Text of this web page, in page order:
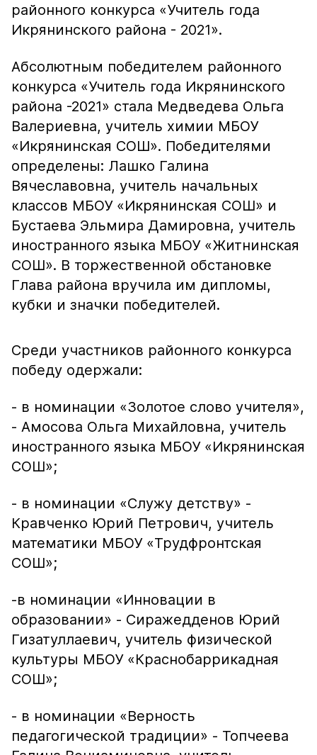
районного конкурса «Учитель года
Икрянинского района - 2021».
Абсолютным победителем районного
конкурса «Учитель года Икрянинского
района -2021» стала Медведева Ольга
Валериевна, учитель химии МБОУ
«Икрянинская СОШ». Победителями
определены: Лашко Галина
Вячеславовна, учитель начальных
классов МБОУ «Икрянинская СОШ» и
Бустаева Эльмира Дамировна, учитель
иностранного языка МБОУ «Житнинская
СОШ». В торжественной обстановке
Глава района вручила им дипломы,
кубки и значки победителей.
Среди участников районного конкурса
победу одержали:
- в номинации «Золотое слово учителя»,
- Амосова Ольга Михайловна, учитель
иностранного языка МБОУ «Икрянинская
СОШ»;
- в номинации «Служу детству» -
Кравченко Юрий Петрович, учитель
математики МБОУ «Трудфронтская
СОШ»;
-в номинации «Инновации в
образовании» - Сиражедденов Юрий
Гизатуллаевич, учитель физической
культуры МБОУ «Краснобаррикадная
СОШ»;
- в номинации «Верность
педагогической традиции» - Топчеева